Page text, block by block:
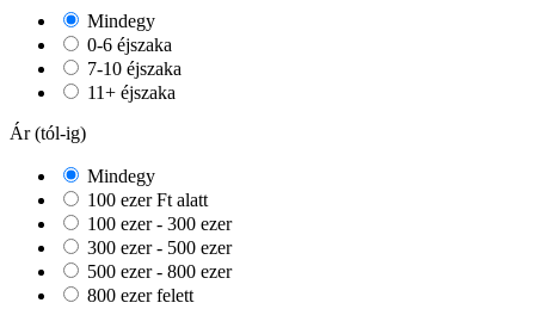
Mindegy
0-6 éjszaka
7-10 éjszaka
11+ éjszaka
Ár (tól-ig)
Mindegy
100 ezer Ft alatt
100 ezer - 300 ezer
300 ezer - 500 ezer
500 ezer - 800 ezer
800 ezer felett